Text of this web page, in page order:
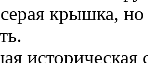
крышка,
историческая